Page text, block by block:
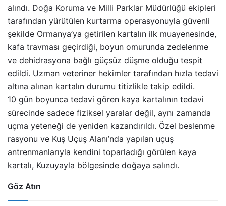
alındı. Doğa Koruma ve Milli Parklar Müdürlüğü ekipleri
tarafından yürütülen kurtarma operasyonuyla güvenli
şekilde Ormanya’ya getirilen kartalın ilk muayenesinde,
kafa travması geçirdiği, boyun omurunda zedelenme
ve dehidrasyona bağlı güçsüz düşme olduğu tespit
edildi. Uzman veteriner hekimler tarafından hızla tedavi
altına alınan kartalın durumu titizlikle takip edildi.
10 gün boyunca tedavi gören kaya kartalının tedavi
sürecinde sadece fiziksel yaralar değil, aynı zamanda
uçma yeteneği de yeniden kazandırıldı. Özel beslenme
rasyonu ve Kuş Uçuş Alanı’nda yapılan uçuş
antrenmanlarıyla kendini toparladığı görülen kaya
kartalı, Kuzuyayla bölgesinde doğaya salındı.
Göz Atın